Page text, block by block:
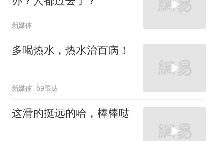
新媒体
多喝热水，热水治百病！
新媒体 69跟贴
这滑的挺远的哈，棒棒哒